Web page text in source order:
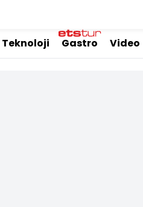
Teknoloji Gastro Video